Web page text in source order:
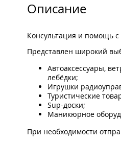
Описание
Консультация и помощь
Представлен широкий
Автоаксессуары,
лебёдки;
Игрушки
Туристические
Sup-доски;
Маникюрное
При необходимости